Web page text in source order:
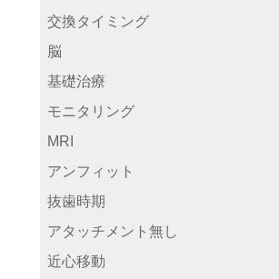
交換タイミング
脳
基礎治療
モニタリング
MRI
アンフィット
抜歯時期
アタッチメント無し
近心移動